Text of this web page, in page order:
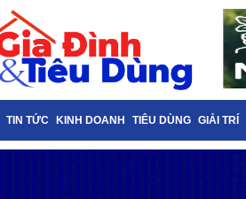
TIN TỨC KINH DOANH TIÊU DÙNG GIẢI TRÍ